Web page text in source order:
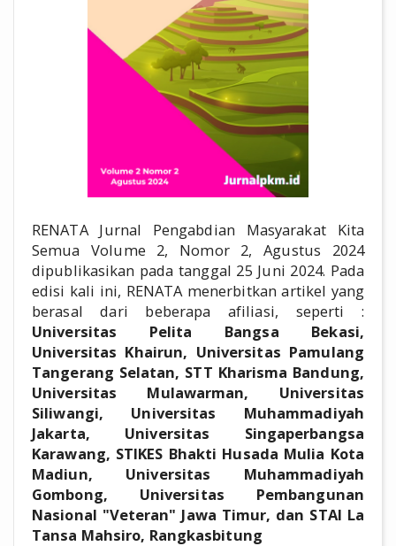
RENATA Jurnal Pengabdian Masyarakat Kita
Semua Volume 2, Nomor 2, Agustus 2024
dipublikasikan pada tanggal 25 Juni 2024. Pada
edisi kali ini, RENATA menerbitkan artikel yang
berasal dari beberapa afiliasi, seperti :
Universitas Pelita Bangsa Bekasi,
Universitas Khairun, Universitas Pamulang
Tangerang Selatan, STT Kharisma Bandung,
Universitas Mulawarman, Universitas
Siliwangi, Universitas Muhammadiyah
Jakarta, Universitas Singaperbangsa
Karawang, STIKES Bhakti Husada Mulia Kota
Madiun, Universitas Muhammadiyah
Gombong, Universitas Pembangunan
Nasional "Veteran" Jawa Timur, dan STAI La
Tansa Mahsiro, Rangkasbitung